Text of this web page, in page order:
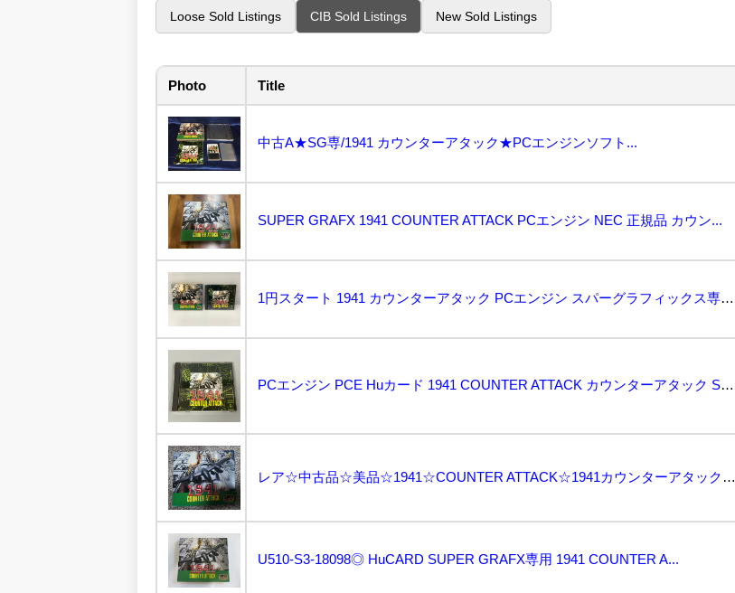
Loose Sold Listings CIB Sold Listings New Sold Listings
Photo Title
中古A★SG専/1941 カウンターアタック★PCエンジンソフト...
SUPER GRAFX 1941 COUNTER ATTACK PCエンジン NEC 正規品 カウン...
1円スタート 1941 カウンターアタック PCエンジン スパーグラフィックス専用 ジャンク品 ◇4...
PCエンジン PCE Huカード 1941 COUNTER ATTACK カウンターアタック SUP...
レア☆中古品☆美品☆1941☆COUNTER ATTACK☆1941カウンターアタック☆PCエンジン...
U510-S3-18098◎ HuCARD SUPER GRAFX専用 1941 COUNTER A...